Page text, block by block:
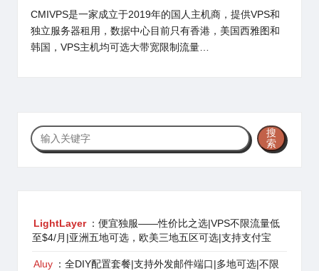
CMIVPS是一家成立于2019年的国人主机商，提供VPS和
独立服务器租用，数据中心目前只有香港，美国西雅图和
韩国，VPS主机均可选大带宽限制流量…
搜
索
搜
索
LightLayer ：便宜独服——性价比之选|VPS不限流量低
至$4/月|亚洲五地可选，欧美三地五区可选|支持支付宝
Aluy ：全DIY配置套餐|支持外发邮件端口|多地可选|不限